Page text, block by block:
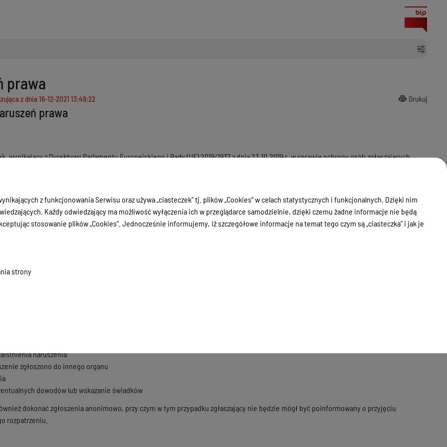
prawa
z dnia16-12-2021 13:49:22 Drukuj
prawa
wynikający z Dyrektywy Parlamentu Europejskiego i Rady (UE) 2019/1937 z dnia 23.10.2019 r. w sprawie ochrony osób zgłaszających
Starostwo Powiatowe w Ostródzie, ul. Jana III Sobieskiego 5, 14-100 Ostróda z dopiskiem: „Zgłoszenie naruszenia prawa” lub
naruszeń prawa – do rąk własnych” itp.
adres:grobis@powiat.ostroda.pllubsekretariat@powiat.ostroda.pl;
Koordynatora ds. naruszeń prawa: osobiście w Starostwie Powiatowym w Ostródzie, ul. Jana III Sobieskiego 5, pok. nr 312 lub
zgłaszającego
(adres, telefon, e-mail)
naruszenia
zgłoszono do innego organu
dowodów lub wskazanie świadków
dokonać zgłoszenia anonimowo, przy czym w tym przypadku zgłaszający nie będzie mógł być poinformowany o przyjęciu
rozpatrzeniu.
z funkcjonowania Serwisu oraz używa „ciasteczek” tj. plików „Cookies” w celach statystycznych i funkcjonalnych. Dzięki nim
Każdy odwiedzający ma możliwość wyłączenia ich w przeglądarce samodzielnie, dzięki czemu żadne informacje nie będą
stosowanie plików „Cookies”. Jednocześnie informujemy, iż szczegółowe informacje na temat tego czym są „ciasteczka” i jak je
strony